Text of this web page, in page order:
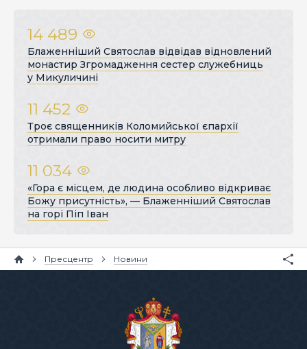
14 489
Блаженніший Святослав відвідав відновлений
монастир Згромадження сестер служебниць
у Микуличині
11 452
Троє священників Коломийської єпархії
отримали право носити митру
11 034
«Гора є місцем, де людина особливо відкриває
Божу присутність», — Блаженніший Святослав
на горі Піп Іван
Пресцентр Новини